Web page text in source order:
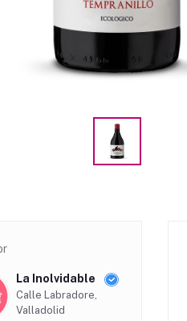
La Inolvidable
Calle Labradore,
Valladolid